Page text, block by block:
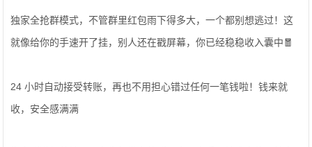
独家全抢群模式，不管群里红包雨下得多大，一个都别想逃过！这
就像给你的手速开了挂，别人还在戳屏幕，你已经稳稳收入囊中🧧
24 小时自动接受转账，再也不用担心错过任何一笔钱啦！钱来就
收，安全感满满